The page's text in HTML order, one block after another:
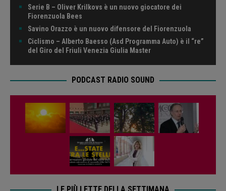
Serie B – Oliver Krilkovs è un nuovo giocatore dei
Fiorenzuola Bees
Savino Orazzo è un nuovo difensore del Fiorenzuola
Ciclismo – Alberto Baesso (Asd Programma Auto) è il “re”
del Giro del Friuli Venezia Giulia Master
PODCAST RADIO SOUND